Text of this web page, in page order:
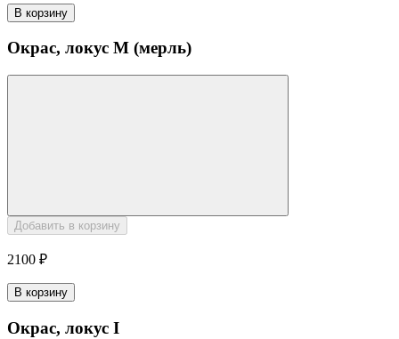
В корзину
Окрас, локус M (мерль)
Добавить в корзину
2100 ₽
В корзину
Окрас, локус I